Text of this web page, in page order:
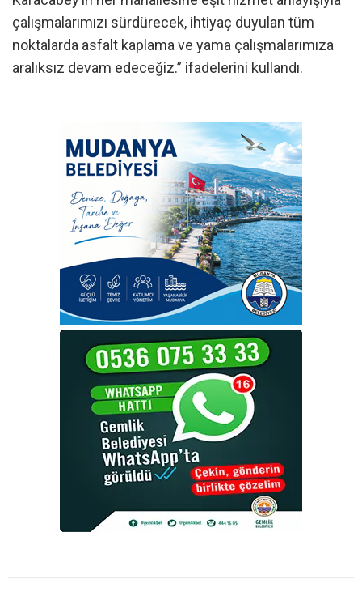
çalışmalarımızı sürdürecek, ihtiyaç duyulan tüm
noktalarda asfalt kaplama ve yama çalışmalarımıza
aralıksız devam edeceğiz.” ifadelerini kullandı.